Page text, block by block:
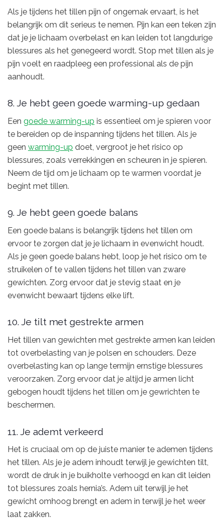
Als je tijdens het tillen pijn of ongemak ervaart, is het
belangrijk om dit serieus te nemen. Pijn kan een teken zijn
dat je je lichaam overbelast en kan leiden tot langdurige
blessures als het genegeerd wordt. Stop met tillen als je
pijn voelt en raadpleeg een professional als de pijn
aanhoudt.
8. Je hebt geen goede warming-up gedaan
Een goede warming-up is essentieel om je spieren voor
te bereiden op de inspanning tijdens het tillen. Als je
geen warming-up doet, vergroot je het risico op
blessures, zoals verrekkingen en scheuren in je spieren.
Neem de tijd om je lichaam op te warmen voordat je
begint met tillen.
9. Je hebt geen goede balans
Een goede balans is belangrijk tijdens het tillen om
ervoor te zorgen dat je je lichaam in evenwicht houdt.
Als je geen goede balans hebt, loop je het risico om te
struikelen of te vallen tijdens het tillen van zware
gewichten. Zorg ervoor dat je stevig staat en je
evenwicht bewaart tijdens elke lift.
10. Je tilt met gestrekte armen
Het tillen van gewichten met gestrekte armen kan leiden
tot overbelasting van je polsen en schouders. Deze
overbelasting kan op lange termijn ernstige blessures
veroorzaken. Zorg ervoor dat je altijd je armen licht
gebogen houdt tijdens het tillen om je gewrichten te
beschermen.
11. Je ademt verkeerd
Het is cruciaal om op de juiste manier te ademen tijdens
het tillen. Als je je adem inhoudt terwijl je gewichten tilt,
wordt de druk in je buikholte verhoogd en kan dit leiden
tot blessures zoals hernia’s. Adem uit terwijl je het
gewicht omhoog brengt en adem in terwijl je het weer
laat zakken.